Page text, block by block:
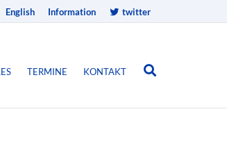
English Information twitter
TERMINE KONTAKT